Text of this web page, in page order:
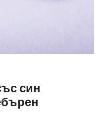
син